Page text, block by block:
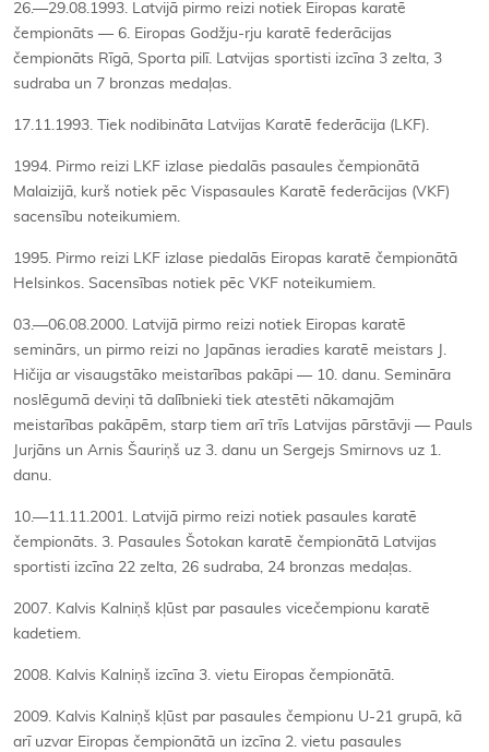
26.—29.08.1993. Latvijā pirmo reizi notiek Eiropas karatē
čempionāts — 6. Eiropas Godžju-rju karatē federācijas
čempionāts Rīgā, Sporta pilī. Latvijas sportisti izcīna 3 zelta, 3
sudraba un 7 bronzas medaļas.
17.11.1993. Tiek nodibināta Latvijas Karatē federācija (LKF).
1994. Pirmo reizi LKF izlase piedalās pasaules čempionātā
Malaizijā, kurš notiek pēc Vispasaules Karatē federācijas (VKF)
sacensību noteikumiem.
1995. Pirmo reizi LKF izlase piedalās Eiropas karatē čempionātā
Helsinkos. Sacensības notiek pēc VKF noteikumiem.
03.—06.08.2000. Latvijā pirmo reizi notiek Eiropas karatē
seminārs, un pirmo reizi no Japānas ieradies karatē meistars J.
Hičija ar visaugstāko meistarības pakāpi — 10. danu. Semināra
noslēgumā deviņi tā dalībnieki tiek atestēti nākamajām
meistarības pakāpēm, starp tiem arī trīs Latvijas pārstāvji — Pauls
Jurjāns un Arnis Šauriņš uz 3. danu un Sergejs Smirnovs uz 1.
danu.
10.—11.11.2001. Latvijā pirmo reizi notiek pasaules karatē
čempionāts. 3. Pasaules Šotokan karatē čempionātā Latvijas
sportisti izcīna 22 zelta, 26 sudraba, 24 bronzas medaļas.
2007. Kalvis Kalniņš kļūst par pasaules vicečempionu karatē
kadetiem.
2008. Kalvis Kalniņš izcīna 3. vietu Eiropas čempionātā.
2009. Kalvis Kalniņš kļūst par pasaules čempionu U-21 grupā, kā
arī uzvar Eiropas čempionātā un izcīna 2. vietu pasaules